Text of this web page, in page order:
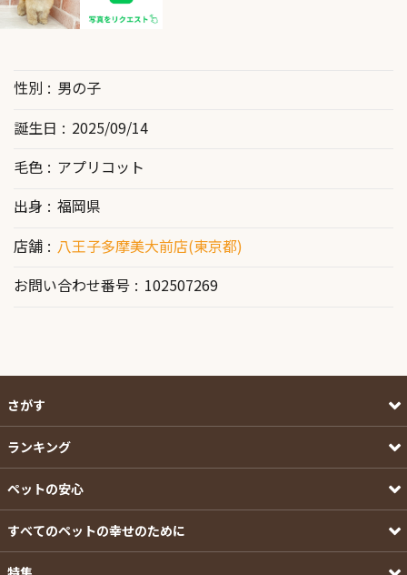
性別
男の子
誕生日
2025/09/14
毛色
アプリコット
出身
福岡県
店舗
八王子多摩美大前店(東京都)
お問い合わせ番号
102507269
さがす
ランキング
ペットの安心
すべてのペットの幸せのために